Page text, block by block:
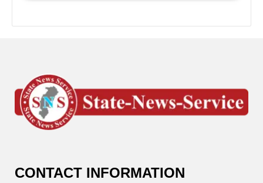
CONTACT INFORMATION